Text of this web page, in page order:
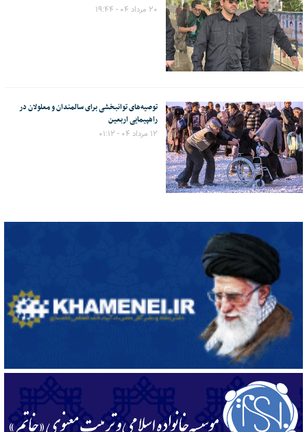
۲۰ مرداد ۰۴ - ۱۹:۴۴
توصیه‌های توانبخشی برای سالمندان و معلولان در
راهپیمایی اربعین
۱۲ مرداد ۰۴ - ۰۱:۱۲